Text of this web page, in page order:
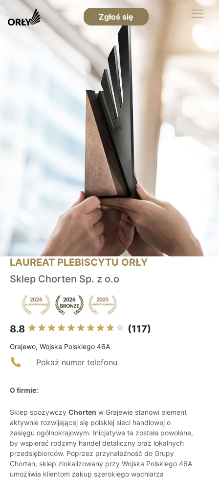
Zgłoś się
LAUREAT PLEBISCYTU ORŁY
Sklep Chorten Sp. z o.o
8.8 (117)
Grajewo, Wojska Polskiego 46A
Pokaż numer telefonu
O firmie:
Sklep spożywczy Chorten w Grajewie stanowi element
aktywnie rozwijającej się polskiej sieci handlowej o
zasięgu ogólnokrajowym. Inicjatywa ta została powołana,
by wspierać rodzimy handel detaliczny oraz lokalnych
przedsiębiorców. Poprzez przynależność do Grupy
Chorten, sklep zlokalizowany przy Wojska Polskiego 46A
umożliwia klientom zakup szerokiego wachlarza